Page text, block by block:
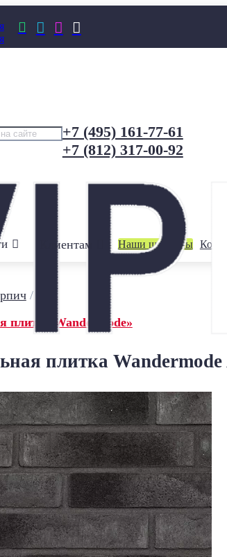
   
+7 (495) 161-77-61
+7 (812) 317-00-92
Клиентам Наши шоурумы
/
плитка Wandermode»
плитка